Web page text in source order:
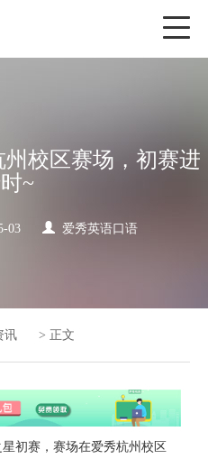
校区赛场，初赛进
~
03 爱秀英语口语
讯 > 正文
初赛，赛场在爱秀杭州校区